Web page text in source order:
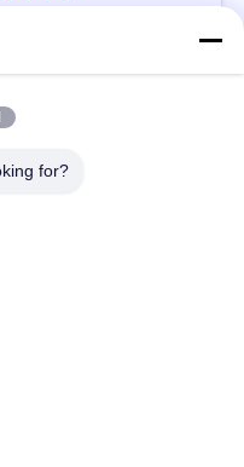
테인리스를 강하게
for?